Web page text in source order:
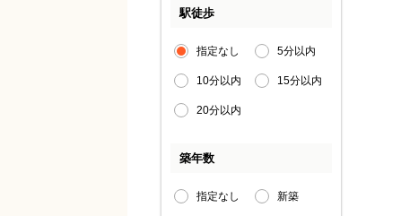
駅徒歩
指定なし 5分以内
10分以内 15分以内
20分以内
築年数
指定なし 新築